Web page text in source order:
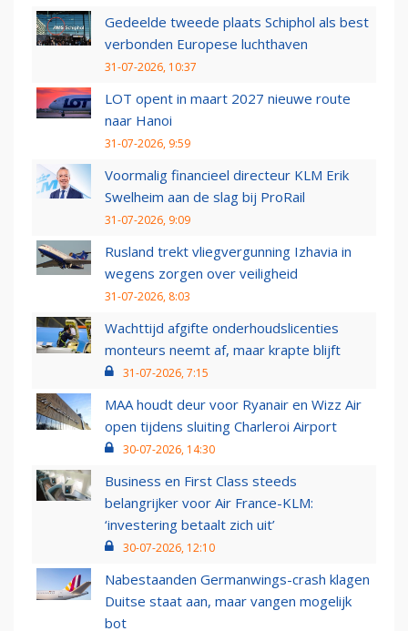
Gedeelde tweede plaats Schiphol als best
verbonden Europese luchthaven
31-07-2026, 10:37
LOT opent in maart 2027 nieuwe route
naar Hanoi
31-07-2026, 9:59
Voormalig financieel directeur KLM Erik
Swelheim aan de slag bij ProRail
31-07-2026, 9:09
Rusland trekt vliegvergunning Izhavia in
wegens zorgen over veiligheid
31-07-2026, 8:03
Wachttijd afgifte onderhoudslicenties
monteurs neemt af, maar krapte blijft
31-07-2026, 7:15
MAA houdt deur voor Ryanair en Wizz Air
open tijdens sluiting Charleroi Airport
30-07-2026, 14:30
Business en First Class steeds
belangrijker voor Air France-KLM:
‘investering betaalt zich uit’
30-07-2026, 12:10
Nabestaanden Germanwings-crash klagen
Duitse staat aan, maar vangen mogelijk
bot